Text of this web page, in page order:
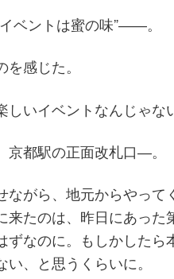
ベントは蜜の味”――。
感じた。
しいイベントなんじ
京都駅の正面改札口―。
ながら、地元からやって
来たのは、昨日にあった
ずなのに。もしかしたら
、と思うくらいに。